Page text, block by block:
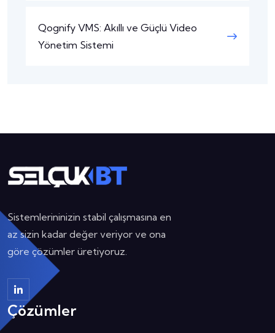
Qognify VMS: Akıllı ve Güçlü Video
Yönetim Sistemi
Sistemlerininizin stabil çalışmasına en
az sizin kadar değer veriyor ve ona
göre çözümler üretiyoruz.
Çözümler